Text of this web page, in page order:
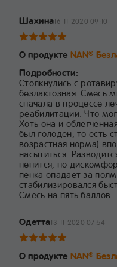
Шахина16-11-2020 09:10
О продукте NAN®
Подробности:
Столкнулись с
безлактозная. Смесь
сначала в процессе
реабилитации. Что
Хоть она и
был голоден, то есть
возрастная норма)
насытиться.
пенится, но
пенка опадает за
стабилизировался
Смесь на пять баллов.
Одетта13-11-2020 07:54
О продукте NAN®